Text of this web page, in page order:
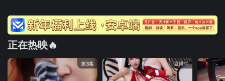
正在热映🔥
第3集 直播中